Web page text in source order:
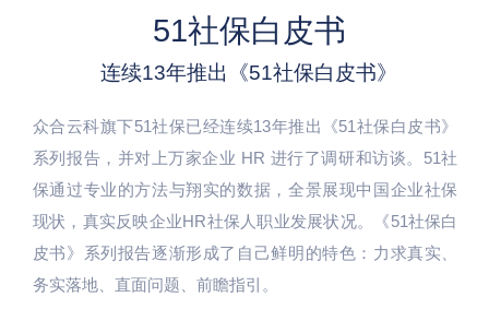
51社保白皮书
连续13年推出《51社保白皮书》
众合云科旗下51社保已经连续13年推出《51社保白皮书》
系列报告，并对上万家企业 HR 进行了调研和访谈。51社
保通过专业的方法与翔实的数据，全景展现中国企业社保
现状，真实反映企业HR社保人职业发展状况。《51社保白
皮书》系列报告逐渐形成了自己鲜明的特色：力求真实、
务实落地、直面问题、前瞻指引。